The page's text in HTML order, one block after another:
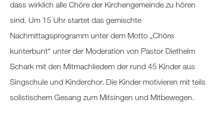
dass wirklich alle Chöre der Kirchengemeinde zu hören
sind. Um 15 Uhr startet das gemischte
Nachmittagsprogramm unter dem Motto „Chöre
kunterbunt“ unter der Moderation von Pastor Diethelm
Schark mit den Mitmachliedern der rund 45 Kinder aus
Singschule und Kinderchor. Die Kinder motivieren mit teils
solistischem Gesang zum Mitsingen und Mitbewegen.